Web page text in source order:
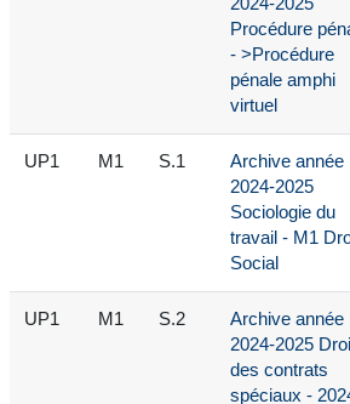
Procédure
- >Procédure
pénale amphi
virtuel
UP1 M1 S.1
Archive année
2024-2025
Sociologie du
travail - M1
Social
UP1 M1 S.2
Archive année
2024-2025
des contrats
spéciaux -